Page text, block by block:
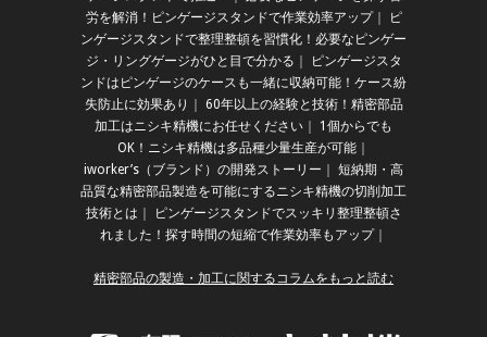
労を解消！ピンゲージスタンドで作業効率アップ｜
ピ
ンゲージスタンドで整理整頓を習慣化！必要なピンゲー
ジ・リングゲージがひと目で分かる
ピンゲージスタ
ンドはピンゲージのケースも一緒に収納可能！ケース紛
失防止に効果あり
60年以上の経験と技術！精密部品
加工はニシキ精機にお任せください
1個からでも
OK！ニシキ精機は多品種少量生産が可能
iworker’s（ブランド）の開発ストーリー
短納期・高
品質な精密部品製造を可能にするニシキ精機の切削加工
技術とは
ピンゲージスタンドでスッキリ整理整頓さ
れました！探す時間の短縮で作業効率もアップ｜
精密部品の製造・加工に関するコラムをもっと読む